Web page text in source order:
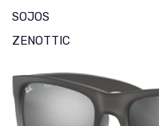
SOJOS
ZENOTTIC